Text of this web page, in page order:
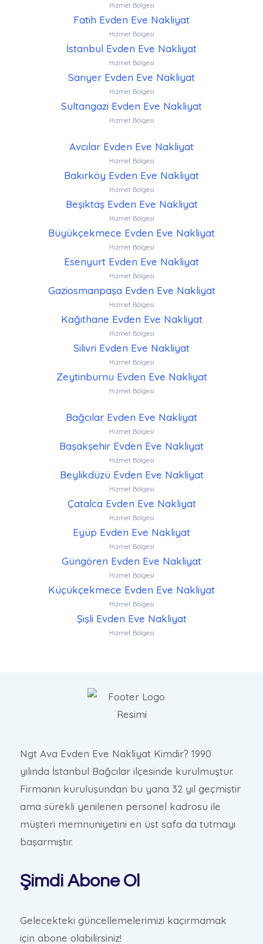
Hizmet Bölgesi
Fatih Evden Eve Nakliyat
Hizmet Bölgesi
İstanbul Evden Eve Nakliyat
Hizmet Bölgesi
Sarıyer Evden Eve Nakliyat
Hizmet Bölgesi
Sultangazi Evden Eve Nakliyat
Hizmet Bölgesi
Avcılar Evden Eve Nakliyat
Hizmet Bölgesi
Bakırköy Evden Eve Nakliyat
Hizmet Bölgesi
Beşiktaş Evden Eve Nakliyat
Hizmet Bölgesi
Büyükçekmece Evden Eve Nakliyat
Hizmet Bölgesi
Esenyurt Evden Eve Nakliyat
Hizmet Bölgesi
Gaziosmanpaşa Evden Eve Nakliyat
Hizmet Bölgesi
Kağıthane Evden Eve Nakliyat
Hizmet Bölgesi
Silivri Evden Eve Nakliyat
Hizmet Bölgesi
Zeytinburnu Evden Eve Nakliyat
Hizmet Bölgesi
Bağcılar Evden Eve Nakliyat
Hizmet Bölgesi
Başakşehir Evden Eve Nakliyat
Hizmet Bölgesi
Beylikdüzü Evden Eve Nakliyat
Hizmet Bölgesi
Çatalca Evden Eve Nakliyat
Hizmet Bölgesi
Eyüp Evden Eve Nakliyat
Hizmet Bölgesi
Güngören Evden Eve Nakliyat
Hizmet Bölgesi
Küçükçekmece Evden Eve Nakliyat
Hizmet Bölgesi
Şişli Evden Eve Nakliyat
Hizmet Bölgesi
Ngt Ava Evden Eve Nakliyat Kimdir? 1990
yılında İstanbul Bağcılar ilçesinde kurulmuştur.
Firmanın kuruluşundan bu yana 32 yıl geçmiştir
ama sürekli yenilenen personel kadrosu ile
müşteri memnuniyetini en üst safa da tutmayı
başarmıştır.
Şimdi Abone Ol
Gelecekteki güncellemelerimizi kaçırmamak
için abone olabilirsiniz!